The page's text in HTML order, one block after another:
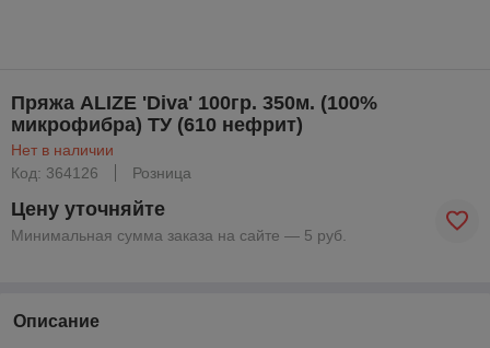
Пряжа ALIZE 'Diva' 100гр. 350м. (100%
микрофибра) ТУ (610 нефрит)
Нет в наличии
Код: 364126
Розница
Цену уточняйте
Минимальная сумма заказа на сайте — 5 руб.
Описание